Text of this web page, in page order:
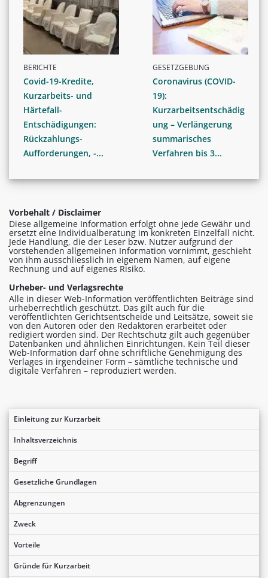
Einleitung zur Kurzarbeit
Inhaltsverzeichnis
Begriff
Gesetzliche Grundlagen
Abgrenzungen
Zweck
Vorteile
Gründe für Kurzarbeit
BERICHTE
Covid-19-Kredite,
Kurzarbeits- und
Härtefall-
Entschädigungen:
Rückzahlungs-
Aufforderungen, -...
GESETZGEBUNG
Coronavirus (COVID-
19):
Kurzarbeitsentschädig
ung – Verlängerung
summarisches
Verfahren bis 3...
Vorbehalt / Disclaimer
Diese allgemeine Information erfolgt ohne jede Gewähr und
ersetzt eine Individualberatung im konkreten Einzelfall nicht.
Jede Handlung, die der Leser bzw. Nutzer aufgrund der
vorstehenden allgemeinen Information vornimmt, geschieht
von ihm ausschliesslich in eigenem Namen, auf eigene
Rechnung und auf eigenes Risiko.
Urheber- und Verlagsrechte
Alle in dieser Web-Information veröffentlichten Beiträge sind
urheberrechtlich geschützt. Das gilt auch für die
veröffentlichten Gerichtsentscheide und Leitsätze, soweit sie
von den Autoren oder den Redaktoren erarbeitet oder
redigiert worden sind. Der Rechtschutz gilt auch gegenüber
Datenbanken und ähnlichen Einrichtungen. Kein Teil dieser
Web-Information darf ohne schriftliche Genehmigung des
Verlages in irgendeiner Form – sämtliche technische und
digitale Verfahren – reproduziert werden.